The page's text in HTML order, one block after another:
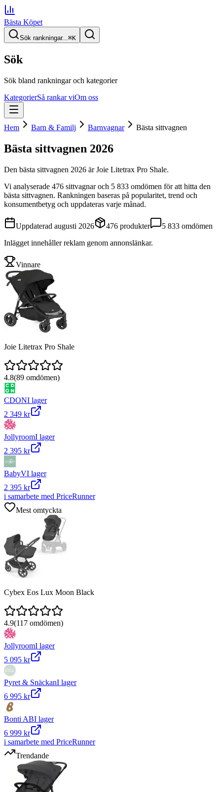
Bästa Köpet
Sök rankningar...⌘K
Sök
Sök bland rankningar och kategorier
KategorierSå rankar viOm oss
Hem Barn & Familj Barnvagnar Bästa sittvagnen
Bästa sittvagnen 2026
Den bästa sittvagnen 2026 ärJoie Litetrax Pro Shale.
Vi analyserade 476 sittvagnaroch 5 833 omdömen för att hitta den
bästa sittvagnen. Rankningen baseras på popularitet, trend och
konsumentbetyg och uppdateras varje månad.
Uppdaterad augusti 2026 476 produkter 5 833 omdömen
Inlägget innehåller reklam genom annonslänkar.
Vinnare
Joie Litetrax Pro Shale
4.8(89 omdömen)
CDONI lager
2 349 kr
JollyroomI lager
2 395 kr
BabyVI lager
2 395 kr
i samarbete med PriceRunner
Mest omtyckta
Cybex Eos Lux Moon Black
4.9(117 omdömen)
JollyroomI lager
5 095 kr
Pyret & SnäckanI lager
6 995 kr
Bonti ABI lager
6 999 kr
i samarbete med PriceRunner
Trendande